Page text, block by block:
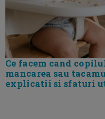
Ce facem cand
mancarea sau
explicatii si sfaturi